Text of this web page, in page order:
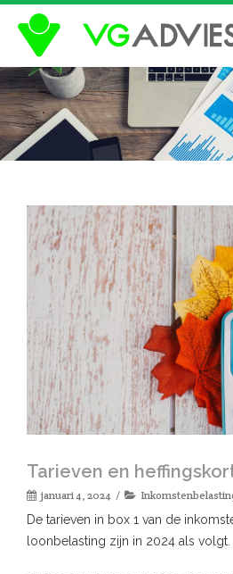
Tarieven en
januari 4, 2024
De tarieven in box 1 van de
loonbelasting zijn in 2024 als volgt.